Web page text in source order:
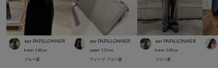
ear PAPILLONNER
karen 160cm
ブルベ夏
ear PAPILLONNER
yummi 155cm
ウェーブ ブルベ夏
ear PAPILLONNER
karen 160cm
ブルベ夏